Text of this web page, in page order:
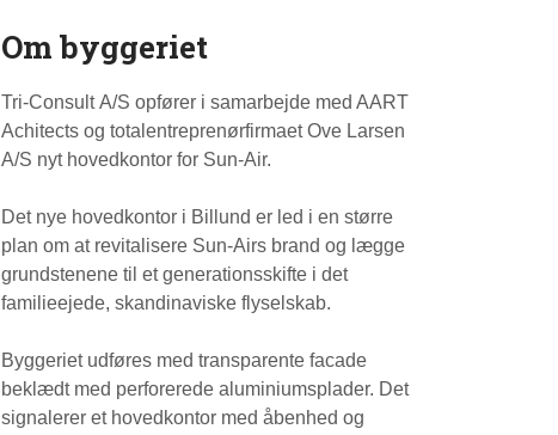
Om byggeriet
Tri-Consult A/S opfører i samarbejde med AART
Achitects og totalentreprenørfirmaet Ove Larsen
A/S nyt hovedkontor for Sun-Air.
Det nye hovedkontor i Billund er led i en større
plan om at revitalisere Sun-Airs brand og lægge
grundstenene til et generationsskifte i det
familieejede, skandinaviske flyselskab.
Byggeriet udføres med transparente facade
beklædt med perforerede aluminiumsplader. Det
signalerer et hovedkontor med åbenhed og